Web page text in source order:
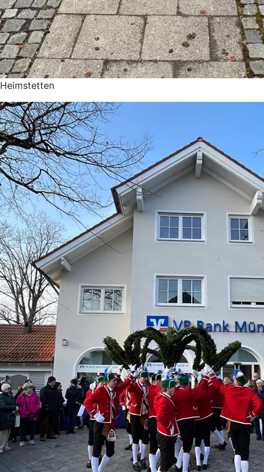
Heimstetten